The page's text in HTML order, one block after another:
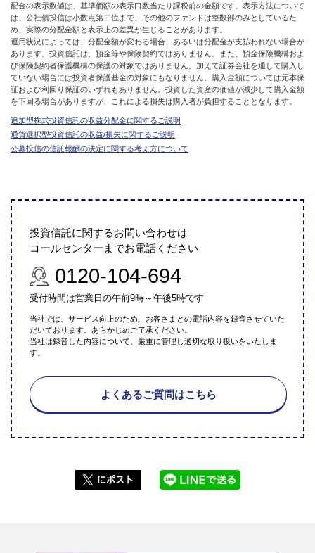
配金の表示数値は、基準価額の表示口数当たり課税前の金額です。表示方法について
は、公社債投信は小数点第二位まで、その他のファンドは整数部のみとしているた
め、実際の分配金額と表示上の差異が生じることがあります。
運用状況によっては、分配金額が変わる場合、あるいは分配金が支払われない場合が
あります。投資信託は、預金等や保険契約ではありません。また、預金保険機構およ
び保険契約者保護機構の保護の対象ではありません。加えて証券会社を通して購入し
ていない場合には投資者保護基金の対象にもなりません。購入金額については元本保
証および利回り保証のいずれもありません。投資した資産の価値が減少して購入金額
を下回る場合がありますが、これによる損失は購入者が負担することとなります。
追加型株式投資信託の収益分配金に関するご説明
通貨選択型投資信託の収益/損失に関するご説明
公募投信の信託報酬の決定に関する考え方について
投資信託に関するお問い合わせは
コールセンターまでお電話ください
0120-104-694
受付時間は営業日の午前9時～午後5時です
当社では、サービス向上のため、お客さまとの電話内容を録音させていた
だいております。あらかじめご了承ください。
当社は録音した内容について、厳重に管理し適切な取り扱いをいたしま
す。
よくあるご質問はこちら